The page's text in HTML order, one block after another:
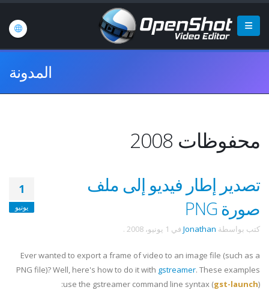
المدونة
محفوظات 2008
1
يونيو
تصدير إطار فيديو إلى ملف
صورة PNG
كتب بواسطة Jonathan في 1 يونيو، 2008 .
Ever wanted to export a frame of video to an image file (such as a
PNG file)? Well, here's how to do it with gstreamer. These examples
use the gstreamer command line syntax (gst-launch):